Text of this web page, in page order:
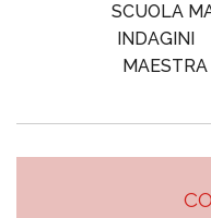
SCUOLA
INDAGINI
MAESTRA